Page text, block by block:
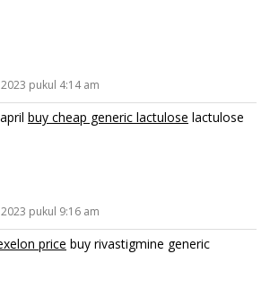
pukul 4:14 am
buy cheap generic lactulose lactulose
pukul 9:16 am
price buy rivastigmine generic